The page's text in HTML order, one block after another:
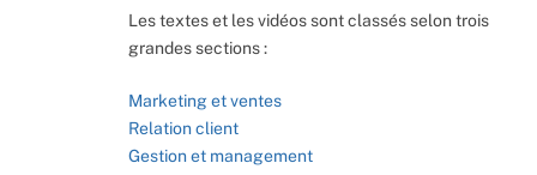
Les textes et les vidéos sont classés selon trois
grandes sections :
Marketing et ventes
Relation client
Gestion et management